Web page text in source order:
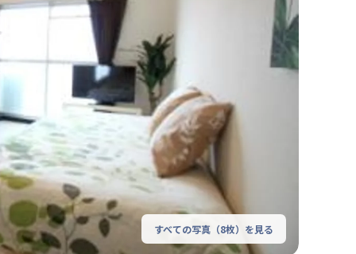
すべての写真（8枚）を見る